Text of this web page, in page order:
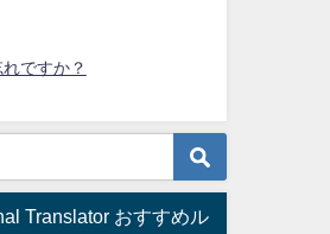
ですか？
Translator おすすめル